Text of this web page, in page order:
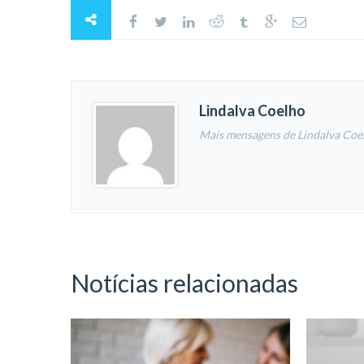
Lindalva Coelho
Mais mensagens de Lindalva
Notícias relacionadas